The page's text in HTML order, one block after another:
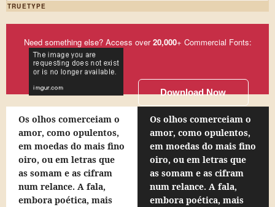
TRUETYPE
Need something else? Access over20,000+ Commercial Fonts:
Download Now
Os olhos comerceiam o
amor, como opulentos,
em moedas do mais fino
oiro, ou em letras que
as somam e as cifram
num relance. A fala,
embora poética, mais
Os olhos comerceiam o
amor, como opulentos,
em moedas do mais fino
oiro, ou em letras que
as somam e as cifram
num relance. A fala,
embora poética, mais